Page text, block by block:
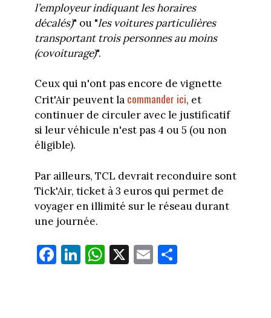
l’employeur indiquant les horaires
décalés)" ou "les voitures particulières
transportant trois personnes au moins
(covoiturage)".
Ceux qui n'ont pas encore de vignette
Crit'Air peuvent la commander ici, et
continuer de circuler avec le justificatif
si leur véhicule n'est pas 4 ou 5 (ou non
éligible).
Par ailleurs, TCL devrait reconduire sont
Tick'Air, ticket à 3 euros qui permet de
voyager en illimité sur le réseau durant
une journée.
Fa
ce
Li
nk
W
ha
X E
m
Pa